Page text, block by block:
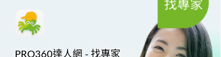
PRO360達人網 - 找專家